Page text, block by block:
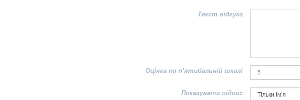
Текст відгука
Оцінка по п’ятибальній шкалі
Показувати підпис